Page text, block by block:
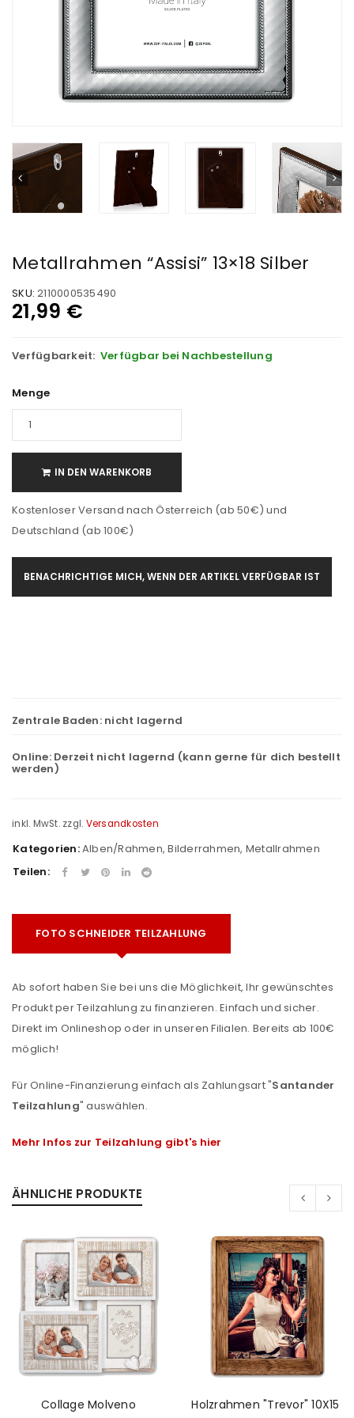
Metallrahmen “Assisi” 13×18 Silber
SKU: 2110000535490
21,99 €
Verfügbarkeit: Verfügbar bei Nachbestellung
Menge
IN DEN WARENKORB
Kostenloser Versand nach Österreich (ab 50€) und
Deutschland (ab 100€)
BENACHRICHTIGE MICH, WENN DER ARTIKEL VERFÜGBAR IST
Zentrale Baden: nicht lagernd
Online: Derzeit nicht lagernd (kann gerne für dich bestellt
werden)
inkl. MwSt. zzgl. Versandkosten
Kategorien:Alben/Rahmen,Bilderrahmen, Metallrahmen
Teilen:
FOTO SCHNEIDER TEILZAHLUNG
Ab sofort haben Sie bei uns die Möglichkeit, Ihr gewünschtes
Produkt per Teilzahlung zu finanzieren. Einfach und sicher.
Direkt im Onlineshop oder in unseren Filialen. Bereits ab 100€
möglich!
Für Online-Finanzierung einfach als Zahlungsart "Santander
Teilzahlung" auswählen.
Mehr Infos zur Teilzahlung gibt's hier
ÄHNLICHE PRODUKTE
Collage Molveno Holzrahmen "Trevor" 10X15